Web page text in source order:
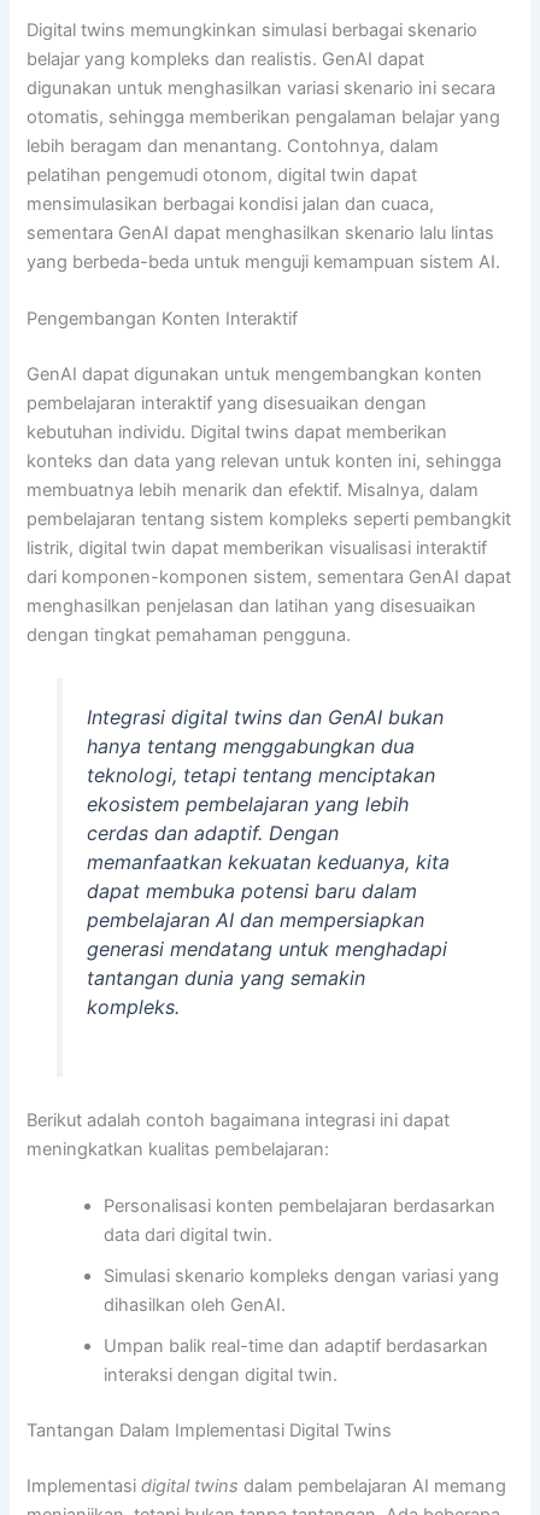
Digital twins memungkinkan simulasi berbagai skenario
belajar yang kompleks dan realistis. GenAI dapat
digunakan untuk menghasilkan variasi skenario ini secara
otomatis, sehingga memberikan pengalaman belajar yang
lebih beragam dan menantang. Contohnya, dalam
pelatihan pengemudi otonom, digital twin dapat
mensimulasikan berbagai kondisi jalan dan cuaca,
sementara GenAI dapat menghasilkan skenario lalu lintas
yang berbeda-beda untuk menguji kemampuan sistem AI.
Pengembangan Konten Interaktif
GenAI dapat digunakan untuk mengembangkan konten
pembelajaran interaktif yang disesuaikan dengan
kebutuhan individu. Digital twins dapat memberikan
konteks dan data yang relevan untuk konten ini, sehingga
membuatnya lebih menarik dan efektif. Misalnya, dalam
pembelajaran tentang sistem kompleks seperti pembangkit
listrik, digital twin dapat memberikan visualisasi interaktif
dari komponen-komponen sistem, sementara GenAI dapat
menghasilkan penjelasan dan latihan yang disesuaikan
dengan tingkat pemahaman pengguna.
Integrasi digital twins dan GenAI bukan
hanya tentang menggabungkan dua
teknologi, tetapi tentang menciptakan
ekosistem pembelajaran yang lebih
cerdas dan adaptif. Dengan
memanfaatkan kekuatan keduanya, kita
dapat membuka potensi baru dalam
pembelajaran AI dan mempersiapkan
generasi mendatang untuk menghadapi
tantangan dunia yang semakin
kompleks.
Berikut adalah contoh bagaimana integrasi ini dapat
meningkatkan kualitas pembelajaran:
Personalisasi konten pembelajaran berdasarkan
data dari digital twin.
Simulasi skenario kompleks dengan variasi yang
dihasilkan oleh GenAI.
Umpan balik real-time dan adaptif berdasarkan
interaksi dengan digital twin.
Tantangan Dalam Implementasi Digital Twins
Implementasidigital twins dalam pembelajaran AI memang